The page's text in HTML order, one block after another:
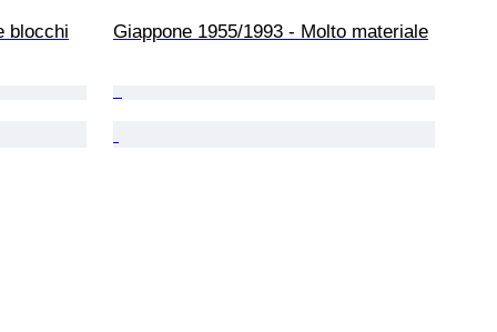
blocchi Giappone 1955/1993 - Molto materiale